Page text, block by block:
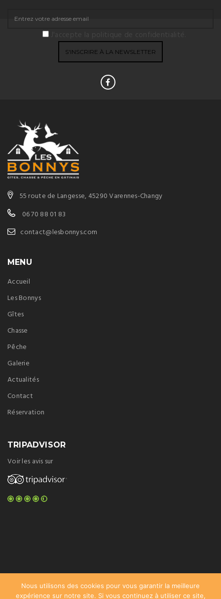
J'accepte la politique de confidentialité.
55 route de Langesse, 45290 Varennes-Changy
06 70 88 01 83
contact@lesbonnys.com
MENU
Accueil
Les Bonnys
Gîtes
Chasse
Pêche
Galerie
Actualités
Contact
Réservation
TRIPADVISOR
Voir les avis sur
Nous utilisons des cookies pour vous garantir la meilleure
expérience sur notre site. Si vous continuez à utiliser ce site,